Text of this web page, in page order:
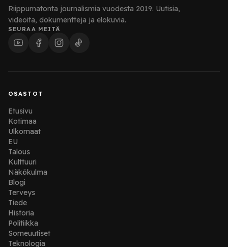
Riippumatonta journalismia vuodesta 2019. Uutisia,
videoita, dokumentteja ja elokuvia.
SEURAA MEITÄ
OSASTOT
Etusivu
Kotimaa
Ulkomaat
EU
Talous
Kulttuuri
Näkökulma
Blogi
Terveys
Tiede
Historia
Politiikka
Someuutiset
Teknologia